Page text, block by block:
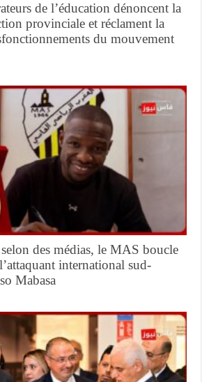
de l’éducation dénoncent la
provinciale et réclament la
du mouvement
des médias, le MAS boucle
international sud-
Mabasa